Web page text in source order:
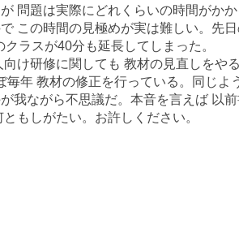
問題は実際にどれくらいの時間がか
この時間の見極めが実は難しい。先
ラスが40分も延長してしまった。
向け研修に関しても 教材の見直しをや
毎年 教材の修正を行っている。同じよ
我ながら不思議だ。本音を言えば 以
もしがたい。お許しください。